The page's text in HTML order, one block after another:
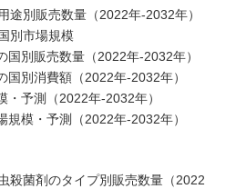
途別販売数量（2022年-2032年）
別市場規模
別販売数量（2022年-2032年）
別消費額（2022年-2032年）
予測（2022年-2032年）
模・予測（2022年-2032年）
殺菌剤のタイプ別販売数量（2022